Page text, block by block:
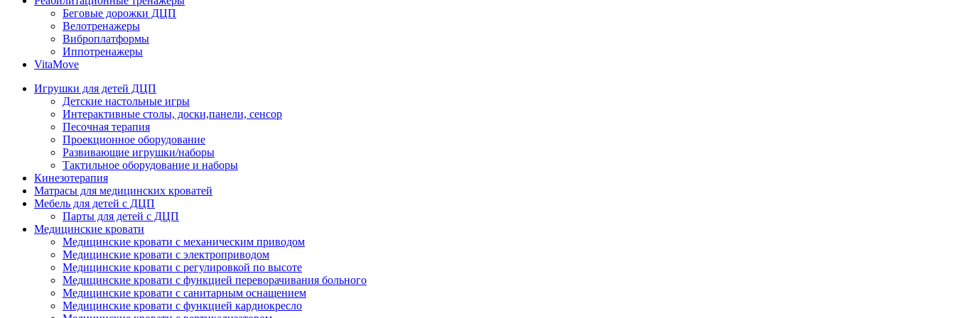
Беговые дорожки ДЦП
Велотренажеры
Виброплатформы
Иппотренажеры
VitaMove
Игрушки для детей ДЦП
Детские настольные игры
Интерактивные столы, доски,панели, сенсор
Песочная терапия
Проекционное оборудование
Развивающие игрушки/наборы
Тактильное оборудование и наборы
Кинезотерапия
Матрасы для медицинских кроватей
Мебель для детей с ДЦП
Парты для детей с ДЦП
Медицинские кровати
Медицинские кровати с механическим приводом
Медицинские кровати с электроприводом
Медицинские кровати с регулировкой по высоте
Медицинские кровати с функцией переворачивания больного
Медицинские кровати с санитарным оснащением
Медицинские кровати с функцией кардиокресло